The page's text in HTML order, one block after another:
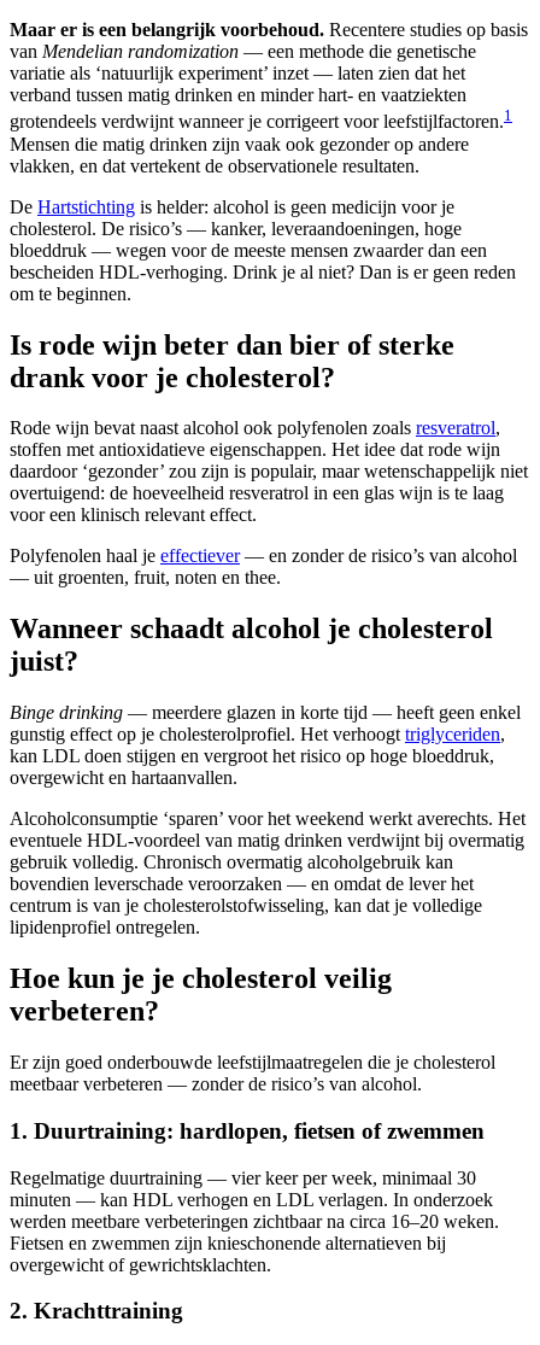
Maar er is een belangrijk voorbehoud. Recentere studies op basis
van Mendelian randomization — een methode die genetische
variatie als ‘natuurlijk experiment’ inzet — laten zien dat het
verband tussen matig drinken en minder hart- en vaatziekten
grotendeels verdwijnt wanneer je corrigeert voor leefstijlfactoren.1
Mensen die matig drinken zijn vaak ook gezonder op andere
vlakken, en dat vertekent de observationele resultaten.
De Hartstichting is helder: alcohol is geen medicijn voor je
cholesterol. De risico’s — kanker, leveraandoeningen, hoge
bloeddruk — wegen voor de meeste mensen zwaarder dan een
bescheiden HDL-verhoging. Drink je al niet? Dan is er geen reden
om te beginnen.
Is rode wijn beter dan bier of sterke
drank voor je cholesterol?
Rode wijn bevat naast alcohol ook polyfenolen zoals resveratrol,
stoffen met antioxidatieve eigenschappen. Het idee dat rode wijn
daardoor ‘gezonder’ zou zijn is populair, maar wetenschappelijk niet
overtuigend: de hoeveelheid resveratrol in een glas wijn is te laag
voor een klinisch relevant effect.
Polyfenolen haal je effectiever— en zonder de risico’s van alcohol
— uit groenten, fruit, noten en thee.
Wanneer schaadt alcohol je cholesterol
juist?
Binge drinking — meerdere glazen in korte tijd — heeft geen enkel
gunstig effect op je cholesterolprofiel. Het verhoogt triglyceriden,
kan LDL doen stijgen en vergroot het risico op hoge bloeddruk,
overgewicht en hartaanvallen.
Alcoholconsumptie ‘sparen’ voor het weekend werkt averechts. Het
eventuele HDL-voordeel van matig drinken verdwijnt bij overmatig
gebruik volledig. Chronisch overmatig alcoholgebruik kan
bovendien leverschade veroorzaken — en omdat de lever het
centrum is van je cholesterolstofwisseling, kan dat je volledige
lipidenprofiel ontregelen.
Hoe kun je je cholesterol veilig
verbeteren?
Er zijn goed onderbouwde leefstijlmaatregelen die je cholesterol
meetbaar verbeteren — zonder de risico’s van alcohol.
1. Duurtraining: hardlopen, fietsen of zwemmen
Regelmatige duurtraining — vier keer per week, minimaal 30
minuten — kan HDL verhogen en LDL verlagen. In onderzoek
werden meetbare verbeteringen zichtbaar na circa 16–20 weken.
Fietsen en zwemmen zijn knieschonende alternatieven bij
overgewicht of gewrichtsklachten.
2. Krachttraining